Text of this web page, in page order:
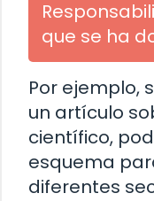
que se ha
Por ejemplo,
un artículo
científico,
esquema
diferentes